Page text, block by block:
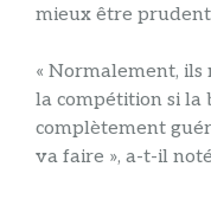
mieux être
« Normalement,
la compétition si la
complètement
va faire », a-t-il